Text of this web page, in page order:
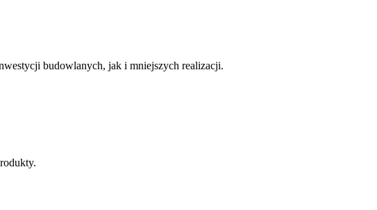
budowlanych, jak i mniejszych realizacji.